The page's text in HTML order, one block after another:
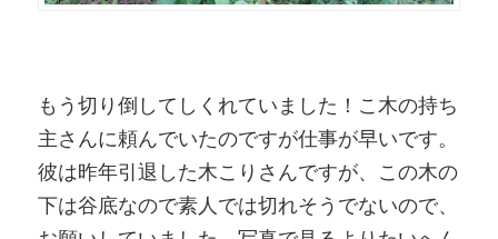
もう切り倒してしくれていました！こ木の持ち
主さんに頼んでいたのですが仕事が早いです。
彼は昨年引退した木こりさんですが、この木の
下は谷底なので素人では切れそうでないので、